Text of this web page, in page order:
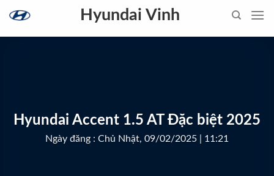
content
Hyundai Vinh
Hyundai Accent 1.5 AT Đặc biệt 2025
Ngày đăng : Chủ Nhật, 09/02/2025 | 11:21